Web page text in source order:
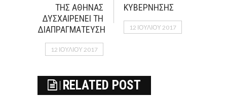
ΤΗΣ ΑΘΗΝΑΣ
ΔΥΣΧΑΙΡΕΝΕΙ ΤΗ
ΔΙΑΠΡΑΓΜΑΤΕΥΣΗ
12 ΙΟΥΛΊΟΥ 2017
ΚΥΒΕΡΝΗΣΗΣ
12 ΙΟΥΛΊΟΥ 2017
RELATED POST